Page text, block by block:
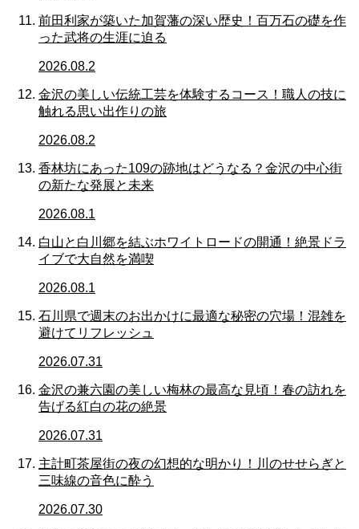
前田利家が築いた加賀藩の深い歴史！百万石の礎を作
った武将の生涯に迫る
2026.08.2
金沢の美しい伝統工芸を体験するコース！職人の技に
触れる思い出作りの旅
2026.08.2
香林坊にあった109の跡地はどうなる？金沢の中心街
の新たな発展と未来
2026.08.1
白山と白川郷を結ぶホワイトロードの開通！絶景ドラ
イブで大自然を満喫
2026.08.1
石川県で週末のお出かけに最適な秘密の穴場！混雑を
避けてリフレッシュ
2026.07.31
金沢の兼六園の美しい梅林の最高な見頃！春の訪れを
告げる紅白の花の絶景
2026.07.31
主計町茶屋街の夜の幻想的な明かり！川のせせらぎと
三味線の音色に酔う
2026.07.30